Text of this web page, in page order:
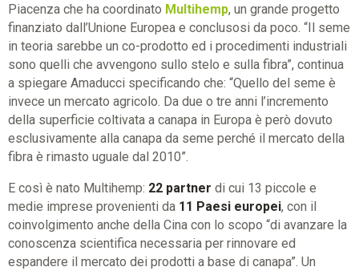
Piacenza che ha coordinato Multihemp, un grande progetto
finanziato dall’Unione Europea e conclusosi da poco. “Il seme
in teoria sarebbe un co-prodotto ed i procedimenti industriali
sono quelli che avvengono sullo stelo e sulla fibra”, continua
a spiegare Amaducci specificando che: “Quello del seme è
invece un mercato agricolo. Da due o tre anni l’incremento
della superficie coltivata a canapa in Europa è però dovuto
esclusivamente alla canapa da seme perché il mercato della
fibra è rimasto uguale dal 2010”.
E così è nato Multihemp: 22 partner di cui 13 piccole e
medie imprese provenienti da 11 Paesi europei, con il
coinvolgimento anche della Cina con lo scopo “di avanzare la
conoscenza scientifica necessaria per rinnovare ed
espandere il mercato dei prodotti a base di canapa”. Un